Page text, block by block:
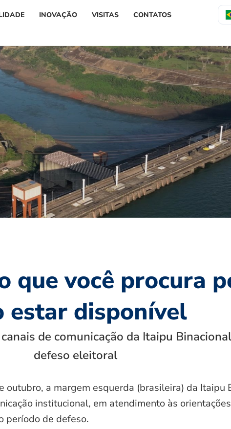
INOVAÇÃO VISITAS CONTATOS
que você procura
estar disponível
de comunicação da Itaipu
defeso eleitoral
outubro, a margem esquerda (brasileira) da Itaipu
institucional, em atendimento às
período de defeso.